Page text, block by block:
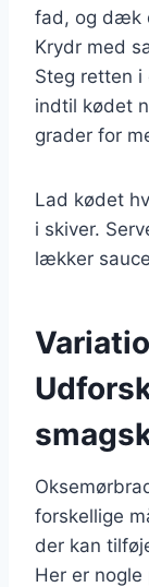
fad, og dæk
Krydr med
Steg retten
indtil kødet
grader for
Lad kødet
i skiver.
lækker
forskellige
der kan
Her er